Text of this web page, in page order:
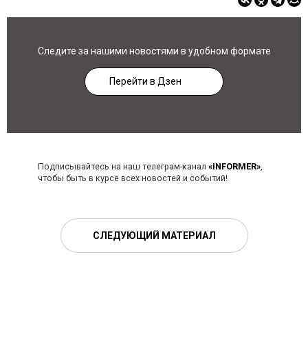
Следите за нашими новостями в удобном формате
Перейти в Дзен
Подписывайтесь на наш телеграм-канал «INFORMER»,
чтобы быть в курсе всех новостей и событий!
СЛЕДУЮЩИЙ МАТЕРИАЛ